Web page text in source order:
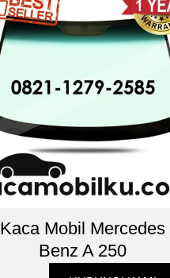
Kaca Mobil Mercedes
Benz A 250